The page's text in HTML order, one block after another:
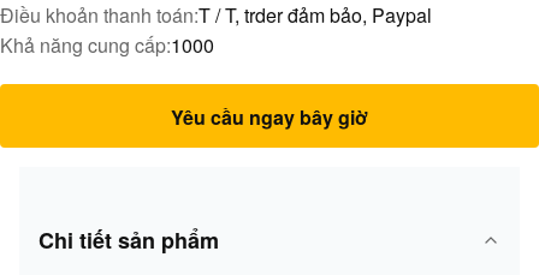
Điều khoản thanh toán:T / T, trder đảm bảo, Paypal
Khả năng cung cấp:1000
Yêu cầu ngay bây giờ
Chi tiết sản phẩm